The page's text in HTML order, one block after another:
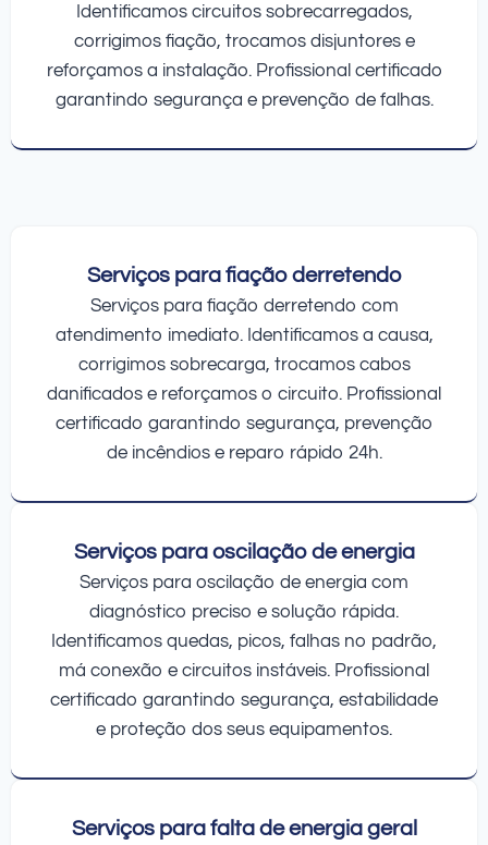
Identificamos circuitos sobrecarregados,
corrigimos fiação, trocamos disjuntores e
reforçamos a instalação. Profissional certificado
garantindo segurança e prevenção de falhas.
Serviços para fiação derretendo
Serviços para fiação derretendo com
atendimento imediato. Identificamos a causa,
corrigimos sobrecarga, trocamos cabos
danificados e reforçamos o circuito. Profissional
certificado garantindo segurança, prevenção
de incêndios e reparo rápido 24h.
Serviços para oscilação de energia
Serviços para oscilação de energia com
diagnóstico preciso e solução rápida.
Identificamos quedas, picos, falhas no padrão,
má conexão e circuitos instáveis. Profissional
certificado garantindo segurança, estabilidade
e proteção dos seus equipamentos.
Serviços para falta de energia geral